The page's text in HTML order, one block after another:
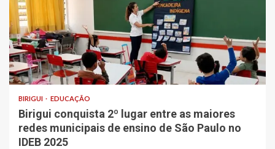
BIRIGUI EDUCAÇÃO
Birigui conquista 2º lugar entre as maiores
redes municipais de ensino de São Paulo no
IDEB 2025